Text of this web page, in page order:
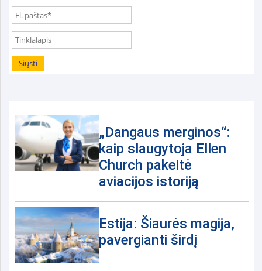
„Dangaus merginos“:
kaip slaugytoja Ellen
Church pakeitė
aviacijos istoriją
Estija: Šiaurės magija,
pavergianti širdį